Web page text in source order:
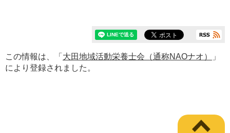
この情報は、「 大田地域活動栄養士会（通称NAOナオ）
」
により登録されました。